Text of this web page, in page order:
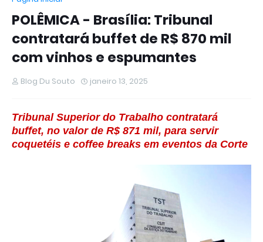
POLÊMICA - Brasília: Tribunal
contratará buffet de R$ 870 mil
com vinhos e espumantes
Blog Du Souto janeiro 13, 2025
Tribunal Superior do Trabalho contratará
buffet, no valor de R$ 871 mil, para servir
coquetéis e coffee breaks em eventos da Corte